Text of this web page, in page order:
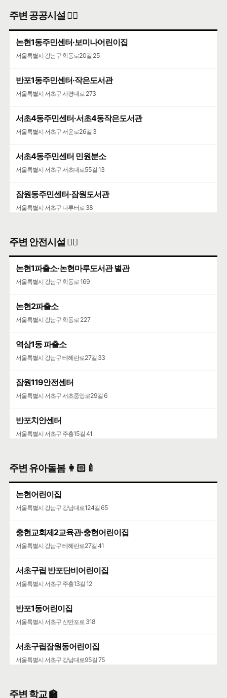
주변 공공시설 👨‍✈️
논현1동주민센터·보미나어린이집
서울특별시 강남구 학동로20길 25
반포1동주민센터·작은도서관
서울특별시 서초구 사평대로 273
서초4동주민센터·서초4동작은도서관
서울특별시 서초구 서운로26길 3
서초4동주민센터 민원분소
서울특별시 서초구 서초대로55길 13
잠원동주민센터·잠원도서관
서울특별시 서초구 나루터로 38
주변 안전시설 👮‍♀️
논현1파출소·논현마루도서관 별관
서울특별시 강남구 학동로 169
논현2파출소
서울특별시 강남구 학동로 227
역삼1동 파출소
서울특별시 강남구 테헤란로27길 33
잠원119안전센터
서울특별시 서초구 서초중앙로29길 6
반포치안센터
서울특별시 서초구 주흥15길 41
주변 유아돌봄 👩🏻‍🍼
논현어린이집
서울특별시 강남구 강남대로124길 65
충현교회제2교육관·충현어린이집
서울특별시 강남구 테헤란로27길 41
서초구립 반포단비어린이집
서울특별시 서초구 주흥13길 12
반포1동어린이집
서울특별시 서초구 신반포로 318
서초구립잠원동어린이집
서울특별시 서초구 강남대로95길 75
주변 학교 🏫